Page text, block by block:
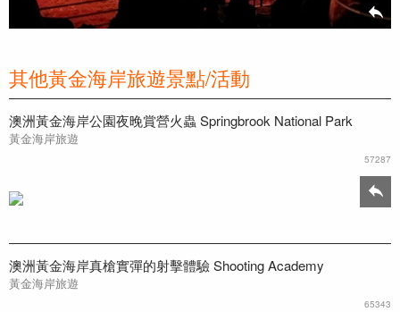
其他黃金海岸旅遊景點/活動
澳洲黃金海岸公園夜晚賞營火蟲 Springbrook National Park
黃金海岸旅遊
57287
澳洲黃金海岸真槍實彈的射擊體驗 Shooting Academy
黃金海岸旅遊
65343